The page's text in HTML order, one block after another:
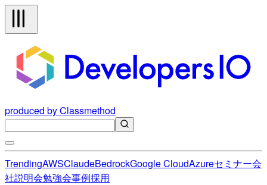
produced by Classmethod
TrendingAWSClaudeBedrockGoogle CloudAzureセミナー会
社説明会勉強会事例採用